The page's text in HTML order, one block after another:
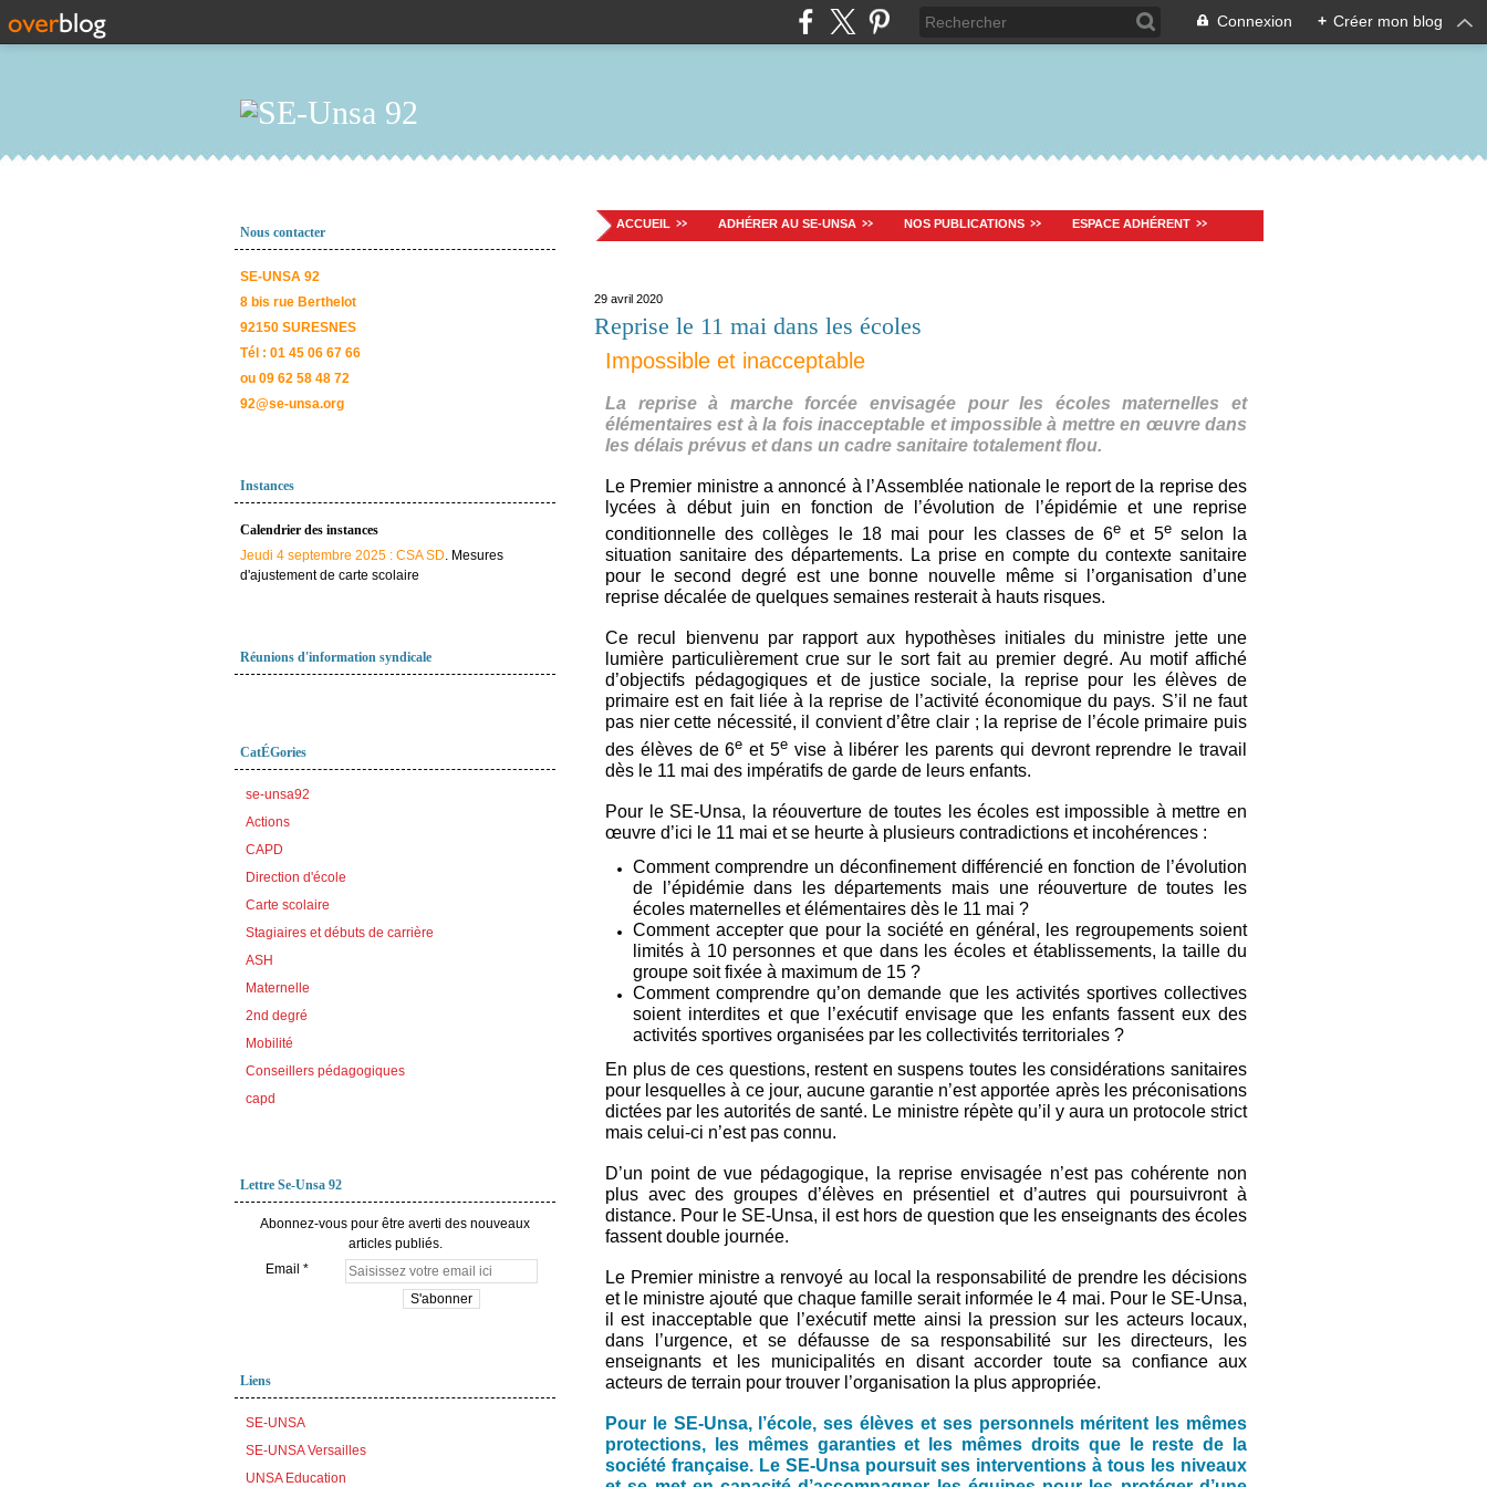
Connexion + Créer mon blog
Nous contacter
SE-UNSA 92
8 bis rue Berthelot
92150 SURESNES
Tél : 01 45 06 67 66
ou 09 62 58 48 72
92@se-unsa.org
Instances
Calendrier des instances
Jeudi 4 septembre 2025 : CSA SD. Mesures
d'ajustement de carte scolaire
Réunions d'information syndicale
CatÉGories
se-unsa92
Actions
CAPD
Direction d'école
Carte scolaire
Stagiaires et débuts de carrière
ASH
Maternelle
2nd degré
Mobilité
Conseillers pédagogiques
capd
Lettre Se-Unsa 92
Abonnez-vous pour être averti des nouveaux
articles publiés.
Email
Liens
SE-UNSA
SE-UNSA Versailles
UNSA Education
ACCUEIL ADHÉRER AU SE-UNSA NOS PUBLICATIONS ESPACE ADHÉRENT
29 avril 2020
Reprise le 11 mai dans les écoles
Impossible et inacceptable
La reprise à marche forcée envisagée pour les écoles maternelles et
élémentaires est à la fois inacceptable et impossible à mettre en œuvre dans
les délais prévus et dans un cadre sanitaire totalement flou.
Le Premier ministre a annoncé à l’Assemblée nationale le report de la reprise des
lycées à début juin en fonction de l’évolution de l’épidémie et une reprise
conditionnelle des collèges le 18 mai pour les classes de 6e et 5eselon la
situation sanitaire des départements. La prise en compte du contexte sanitaire
pour le second degré est une bonne nouvelle même si l’organisation d’une
reprise décalée de quelques semaines resterait à hauts risques.
Ce recul bienvenu par rapport aux hypothèses initiales du ministre jette une
lumière particulièrement crue sur le sort fait au premier degré. Au motif affiché
d’objectifs pédagogiques et de justice sociale, la reprise pour les élèves de
primaire est en fait liée à la reprise de l’activité économique du pays. S’il ne faut
pas nier cette nécessité, il convient d’être clair ; la reprise de l’école primaire puis
des élèves de 6e et 5e vise à libérer les parents qui devront reprendre le travail
dès le 11 mai des impératifs de garde de leurs enfants.
Pour le SE-Unsa, la réouverture de toutes les écoles est impossible à mettre en
œuvre d’ici le 11 mai et se heurte à plusieurs contradictions et incohérences :
Comment comprendre un déconfinement différencié en fonction de l’évolution
de l’épidémie dans les départements mais une réouverture de toutes les
écoles maternelles et élémentaires dès le 11 mai ?
Comment accepter que pour la société en général, les regroupements soient
limités à 10 personnes et que dans les écoles et établissements, la taille du
groupe soit fixée à maximum de 15 ?
Comment comprendre qu’on demande que les activités sportives collectives
soient interdites et que l’exécutif envisage que les enfants fassent eux des
activités sportives organisées par les collectivités territoriales ?
En plus de ces questions, restent en suspens toutes les considérations sanitaires
pour lesquelles à ce jour, aucune garantie n’est apportée après les préconisations
dictées par les autorités de santé. Le ministre répète qu’il y aura un protocole strict
mais celui-ci n’est pas connu.
D’un point de vue pédagogique, la reprise envisagée n’est pas cohérente non
plus avec des groupes d’élèves en présentiel et d’autres qui poursuivront à
distance. Pour le SE-Unsa, il est hors de question que les enseignants des écoles
fassent double journée.
Le Premier ministre a renvoyé au local la responsabilité de prendre les décisions
et le ministre ajouté que chaque famille serait informée le 4 mai. Pour le SE-Unsa,
il est inacceptable que l’exécutif mette ainsi la pression sur les acteurs locaux,
dans l’urgence, et se défausse de sa responsabilité sur les directeurs, les
enseignants et les municipalités en disant accorder toute sa confiance aux
acteurs de terrain pour trouver l’organisation la plus appropriée.
Pour le SE-Unsa, l’école, ses élèves et ses personnels méritent les mêmes
protections, les mêmes garanties et les mêmes droits que le reste de la
société française. Le SE-Unsa poursuit ses interventions à tous les niveaux